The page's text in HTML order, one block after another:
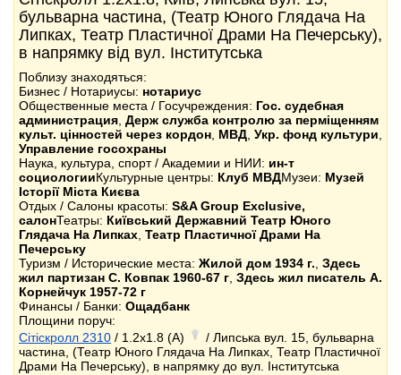
бульварна частина, (Театр Юного Глядача На
Липках, Театр Пластичної Драми На Печерську),
в напрямку від вул. Інститутська
Поблизу знаходяться:
Бизнес / Нотариусы: нотариус
Общественные места / Госучреждения: Гос. судебная
администрация Держ служба контролю за пермiщенням
культ. цiнностей через кордон МВД Укр. фонд культури
Управление госохраны
Наука, культура, спорт / Академии и НИИ: ин-т
социологииКультурные центры: Клуб МВДМузеи: Музей
Історії Міста Києва
Отдых / Салоны красоты: S&A Group Exclusive,
салонТеатры: Київський Державний Театр Юного
Глядача На Липках Театр Пластичної Драми На
Печерську
Туризм / Исторические места: Жилой дом 1934 г. Здесь
жил партизан С. Ковпак 1960-67 г Здесь жил писатель А.
Корнейчук 1957-72 г
Финансы / Банки: Ощадбанк
Площини поруч:
Сітіскролл 2310 / 1.2x1.8 (A)
/ Липська вул. 15, бульварна
частина, (Театр Юного Глядача На Липках, Театр Пластичної
Драми На Печерську), в напрямку до вул. Інститутська